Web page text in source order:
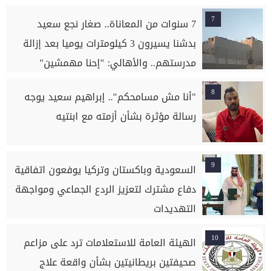
7
7 سنوات من المعاناة.. صغار نجع سعيد
بدشنا يسيرون 3 كيلومترات يوميا بعد إزالة
مدرستهم.. والأهالي: "إحنا مهمشين"
8
"أنا مش مسامحكم".. إبراهيم سعيد يوجه
رسالة مؤثرة بشأن أزمته مع ابنتيه
9
السعودية وباكستان وتركيا يوفعون اتفاقية
دفاع مشترك لتعزيز الردع الجماعي ومواجهة
التهديدات
10
الهيئة العامة للاستعلامات ترد على مزاعم
صحيفتين بريطانيتين بشأن واقعة علاج